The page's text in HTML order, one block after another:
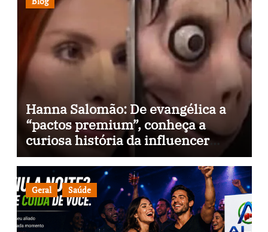
Hanna Salomão: De evangélica a
“pactos premium”, conheça a
curiosa história da influencer
espiritual
Geral Saúde